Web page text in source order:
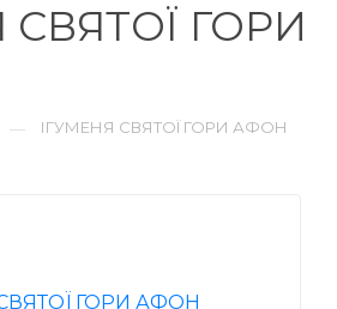
СВЯТОЇ ГОРИ
— ІГУМЕНЯ СВЯТОЇ ГОРИ АФОН